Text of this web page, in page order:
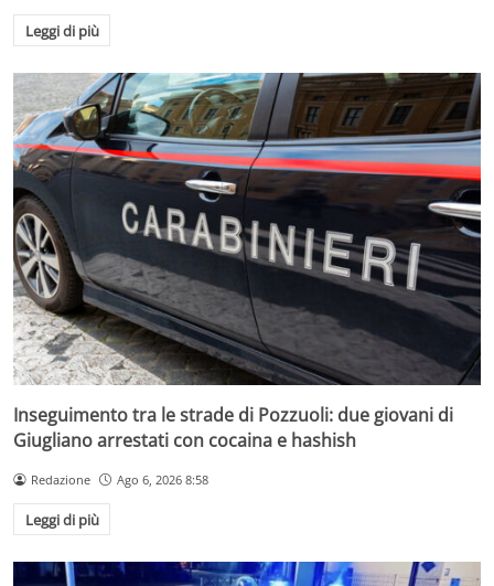
Leggi di più
Inseguimento tra le strade di Pozzuoli: due giovani di
Giugliano arrestati con cocaina e hashish
Redazione Ago 6, 2026 8:58
Leggi di più